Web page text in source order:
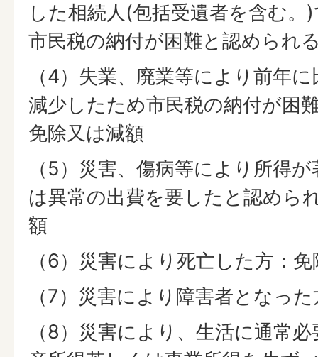
した相続人(包括受遺者を含む。
市民税の納付が困難と認められ
（4）失業、廃業等により前年
減少したため市民税の納付が困
免除又は減額
（5）災害、傷病等により所得
は異常の出費を要したと認めら
額
（6）災害により死亡した方：免
（7）災害により障害者となっ
（8）災害により、生活に通常